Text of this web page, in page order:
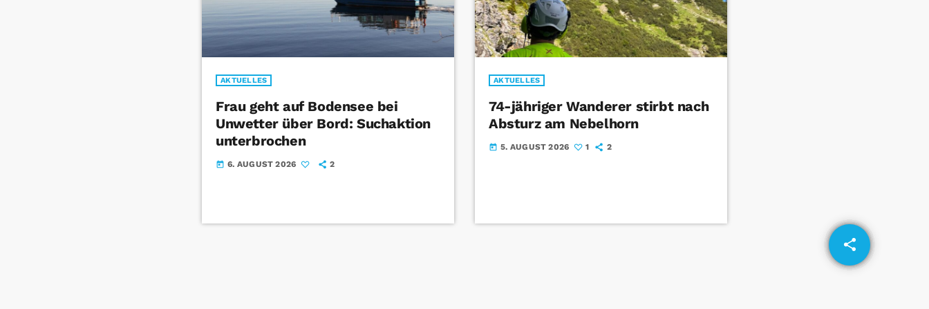
share
email
AKTUELLES
Frau geht auf Bodensee bei
Unwetter über Bord: Suchaktion
unterbrochen
today 6. AUGUST 2026 2
AKTUELLES
74-jähriger Wanderer stirbt nach
Absturz am Nebelhorn
today 5. AUGUST 2026 1 2